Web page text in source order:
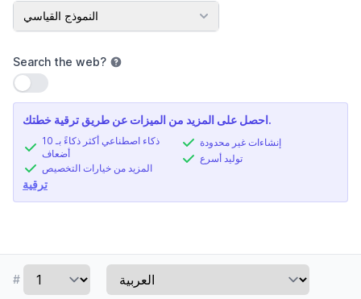
نموذج الذكاء الاصطناعي
النموذج القياسي
Search the web?
استخدام الإعداد
احصل على المزيد من الميزات عن طريق ترقية خطتك.
ذكاء اصطناعي أكثر ذكاءً بـ 10
أضعاف
المزيد من خيارات التخصيص
إنشاءات غير محدودة
توليد أسرع
ترقية
#